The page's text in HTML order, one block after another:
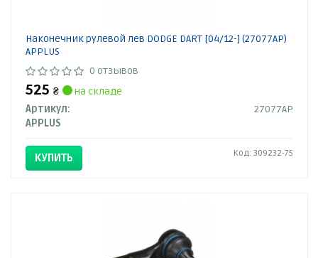
Наконечник рулевой лев DODGE DART [04/12-] (27077AP)
APPLUS
0 отзывов
525 ₴
на складе
Артикул:
27077AP
APPLUS
КУПИТЬ Код: 309232-75